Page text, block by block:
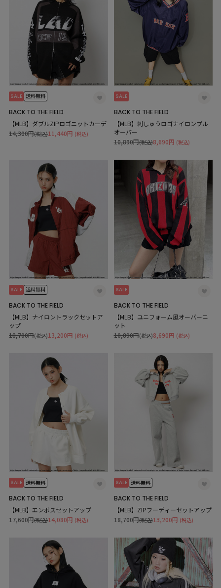
SALE 送料無料
BACK TO THE FIELD
【MLB】ダブルZIPロゴニットカーデ
11,440円 (税込)
14,300円(税込)
SALE
BACK TO THE FIELD
【MLB】刺しゅうロゴナイロンプル
オーバー
8,690円 (税込)
10,890円(税込)
SALE 送料無料
BACK TO THE FIELD
【MLB】ナイロントラックセットア
ップ
13,200円 (税込)
18,700円(税込)
SALE
BACK TO THE FIELD
【MLB】ユニフォーム風オーバーニ
ット
8,690円 (税込)
10,890円(税込)
SALE 送料無料
BACK TO THE FIELD
【MLB】エンボスセットアップ
14,080円 (税込)
17,600円(税込)
SALE 送料無料
BACK TO THE FIELD
【MLB】ZIPフーディーセットアップ
13,200円 (税込)
18,700円(税込)